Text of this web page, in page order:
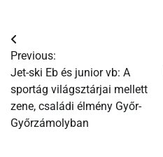
Bejegyzés
navigáció
Previous:
Jet-ski Eb és junior vb: A
sportág világsztárjai mellett
zene, családi élmény Győr-
Győrzámolyban